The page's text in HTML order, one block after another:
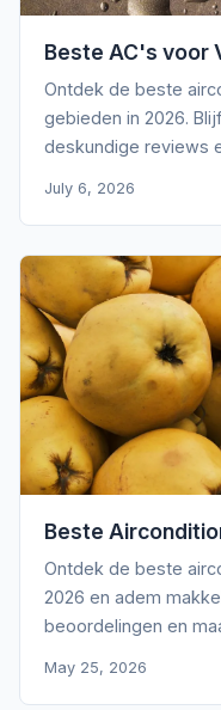
Beste AC's voor
Ontdek de beste
gebieden in 2026.
deskundige reviews
July 6, 2026
Beste
Ontdek de beste
2026 en adem
beoordelingen en
May 25, 2026